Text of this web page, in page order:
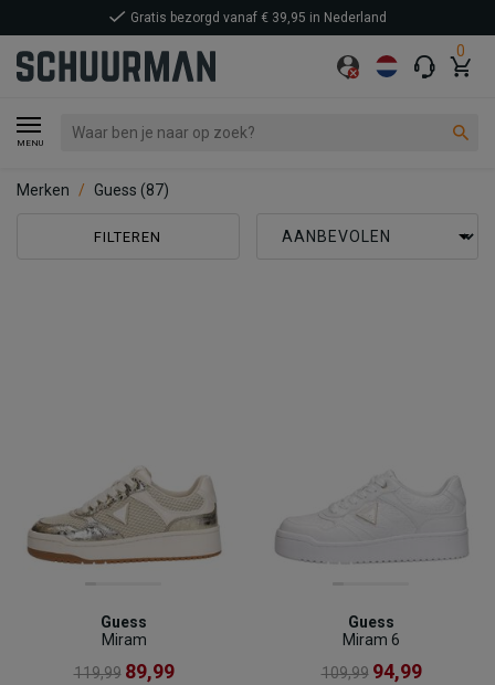
0
MENU
Gratis bezorgd vanaf € 39,95 in Nederland
Merken Guess (87)
FILTEREN
Guess
Miram
119,99 89,99
Guess
Miram 6
109,99 94,99